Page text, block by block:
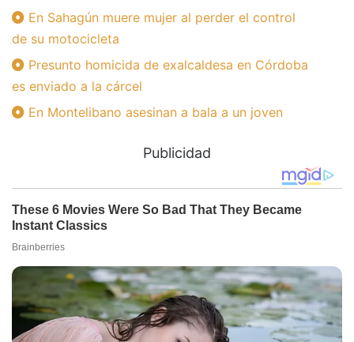
En Sahagún muere mujer al perder el control
de su motocicleta
Presunto homicida de exalcaldesa en Córdoba
es enviado a la cárcel
En Montelibano asesinan a bala a un joven
Publicidad